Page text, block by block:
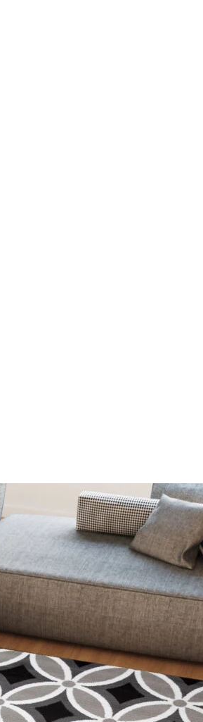
van de website en de site zal niet naar
op.
om informatie te onthouden die de manier
u zich bevindt.
waardevoller zijn voor uitgevers en
proces van classificatie zijn, samen met de